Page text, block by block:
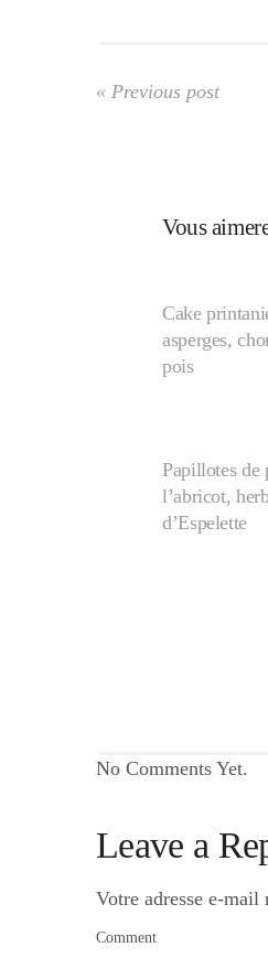
« Previous post
Vous
Cake
asperges,
pois
Papillotes de
l’abricot,
d’Espelette
No Comments Yet.
Leave a
Votre adresse e-mail
Comment